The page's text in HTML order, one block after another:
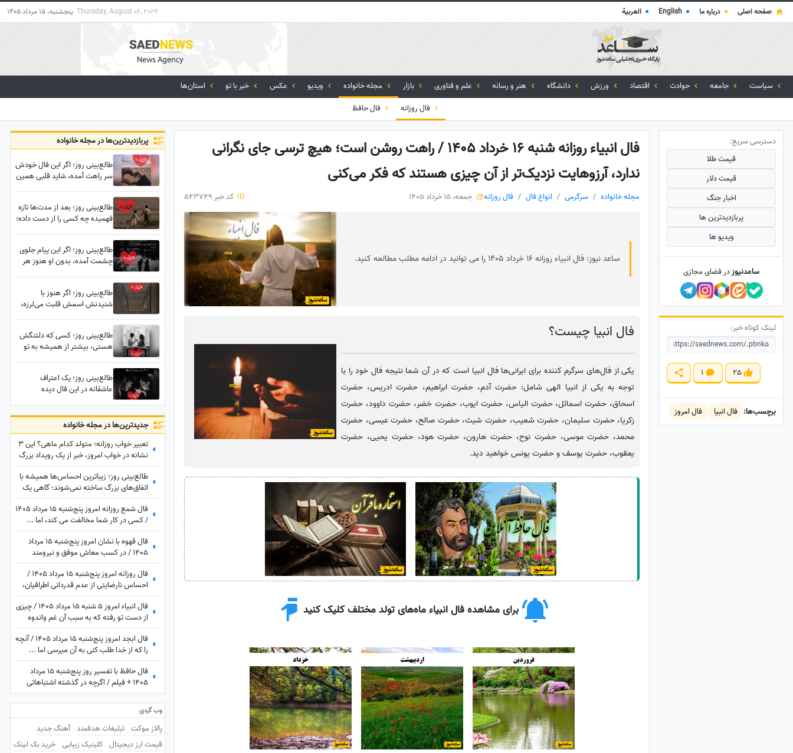
صفحه اصلی ● درباره ما ●
English
● العربية Thursday, August 06, 2026 پنجشنبه، 15 مرداد 1405
سیاست جامعه حوادث اقتصاد ورزش دانشگاه هنر و رسانه علم و فناوری بازار مجله خانواده ویدیو عکس خبر با تو
استان‌ها
فال روزانه
فال حافظ
فال انبیاء روزانه شنبه 16 خرداد 1405 / راهت روشن است؛ هیچ ترسی جای نگرانی
ندارد، آرزوهایت نزدیک‌تر از آن چیزی هستند که فکر می‌کنی
مجله خانواده سرگرمی انواع فال فال روزانه جمعه، 15 خرداد 1405 ID کد خبر 543749
ساعد نیوز: فال انبیاء روزانه 16 خرداد 1405 را می توانید در ادامه مطلب مطالعه کنید.
فال انبیا چیست؟
یکی از فال‌های سرگرم کننده برای ایرانی‌ها فال انبیا است که در آن شما نتیجه فال خود را با
توجه به یکی از انبیا الهی شامل: حضرت آدم، حضرت ابراهیم، حضرت ادریس، حضرت
اسحاق، حضرت اسمائل، حضرت الیاس، حضرت ایوب، حضرت خضر، حضرت داوود، حضرت
زکریا، حضرت سلیمان، حضرت شعیب، حضرت شیث، حضرت صالح، حضرت عیسی، حضرت
محمد، حضرت موسی، حضرت نوح، حضرت هارون، حضرت هود، حضرت یحیی، حضرت
یعقوب، حضرت یوسف و حضرت یونس خواهید دید.
برای مشاهده فال انبیاء ماه‌های تولد مختلف کلیک کنید
پربازدید‌ترین‌ها در مجله خانواده
طالع‌بینی روز؛ اگر این فال خودش
سر راهت آمده، شاید قلبی همین
بشنوی، اشکت را در می‌آورد /
پنج‌شنبه 8 مرداد 1405
طالع‌بینی روز؛ بعد از مدت‌ها تازه
فهمیده چه کسی را از دست داده؛
چهارشنبه 7 مرداد 1405
طالع‌بینی روز؛ اگر این پیام جلوی
چشمت آمده، بدون او هنوز هر
بدتره
طالع‌بینی روز؛ اگر هنوز با
شنیدنش اسمش قلبت می‌لرزه،
تغییر میده
طالع‌بینی روز؛ کسی که دلتنگش
هستی، بیشتر از همیشه به تو
دارد
طالع‌بینی روز؛ یک اعتراف
عاشقانه در این فال دیده
در دلش مانده اما راهی برای
گفتنش پیدا نکرده...
جدید‌ترین‌ها در مجله خانواده
تعبیر خواب روزانه؛ متولد کدام ماهی؟ این 3
نشانه در خواب امروز، خبر از یک رویداد بزرگ
می‌دهند! / پنج‌شنبه 15 مرداد 1405
طالع‌بینی روز؛ زیباترین احساس‌ها همیشه با
اتفاق‌های بزرگ ساخته نمی‌شوند؛ گاهی یک
نگاه یا یک توجه کوتاه می‌تواند یک روز
معمولی را به خاطره‌ای خاص تبدیل کند /
پنج‌شنبه 15 مرداد 1405
فال شمع روزانه امروز پنج‌شنبه 15 مرداد 1405
/ کسی در کار شما مخالفت می کند، اما ...
فال قهوه با نشان امروز پنج‌شنبه 15 مرداد
1405 / در کسب معاش موفق و نیرومند
هستید و بر دشمنان غلبه می‌کنید مخصوصا
بر ...
فال روزانه امروز پنج‌شنبه 15 مرداد 1405 /
احساس نارضایتی از عدم قدردانی اطرافیان،
امری طبیعی است، اما ...
فال انبیاء امروز 5 شنبه 15 مرداد 1405 / چیزی
از دست تو رفته که به سبب آن غم واندوه
می‌خوری، اما ...
فال ابجد امروز پنج‌شنبه 15 مرداد 1405 / آنچه
را که از خدا طلب کنی به آن میرسی اما ...
فال حافظ با تفسیر روز پنج‌شنبه 15 مرداد
1405 + فیلم / اگرچه در گذشته اشتباهاتی
انجام داده اید اما به زودی دوران غم و اندوه
تمام می شودوب گردی
پالاز موکت تبلیغات هدفمند آهنگ جدید
قیمت ارز دیجیتال کلینیک زیبایی خرید بک لینک
دسترسی سریع:
قیمت طلا
قیمت دلار
اخبار جنگ
پربازدید‌ترین ها
ویدیو ها
ساعدنیوزدر فضای مجازی
لینک کوتاه خبر:
25
1
برچسب‌ها: فال انبیا فال امروز